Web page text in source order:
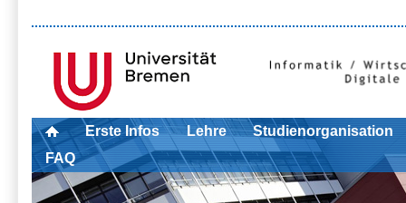
Erste Infos Lehre
Studienorganisation
FAQ